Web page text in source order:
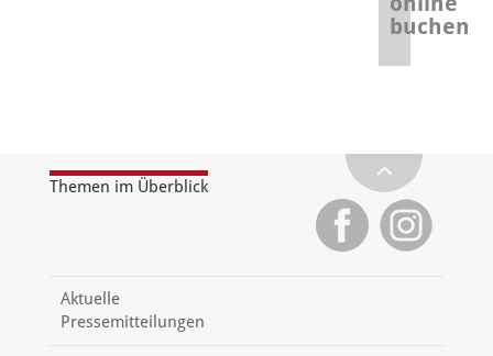
buchen
Themen im Überblick
Aktuelle
Pressemitteilungen